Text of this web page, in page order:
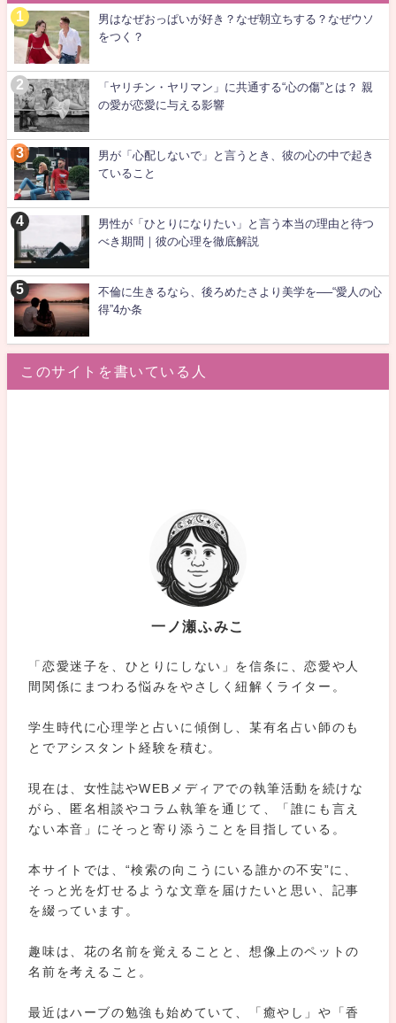
男はなぜおっぱいが好き？なぜ朝立ちする？なぜウソ
をつく？
「ヤリチン・ヤリマン」に共通する“心の傷”とは？ 親
の愛が恋愛に与える影響
男が「心配しないで」と言うとき、彼の心の中で起き
ていること
男性が「ひとりになりたい」と言う本当の理由と待つ
べき期間｜彼の心理を徹底解説
不倫に生きるなら、後ろめたさより美学を──“愛人の心
得”4か条
このサイトを書いている人
一ノ瀬ふみこ
「恋愛迷子を、ひとりにしない」を信条に、恋愛や人
間関係にまつわる悩みをやさしく紐解くライター。
学生時代に心理学と占いに傾倒し、某有名占い師のも
とでアシスタント経験を積む。
現在は、女性誌やWEBメディアでの執筆活動を続けな
がら、匿名相談やコラム執筆を通じて、「誰にも言え
ない本音」にそっと寄り添うことを目指している。
本サイトでは、“検索の向こうにいる誰かの不安”に、
そっと光を灯せるような文章を届けたいと思い、記事
を綴っています。
趣味は、花の名前を覚えることと、想像上のペットの
名前を考えること。
最近はハーブの勉強も始めていて、「癒やし」や「香